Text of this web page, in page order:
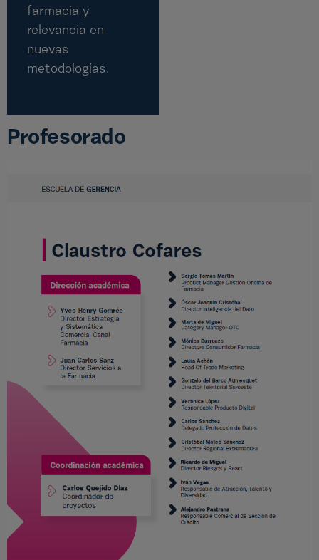
farmacia y
relevancia en
nuevas
metodologías.
Profesorado